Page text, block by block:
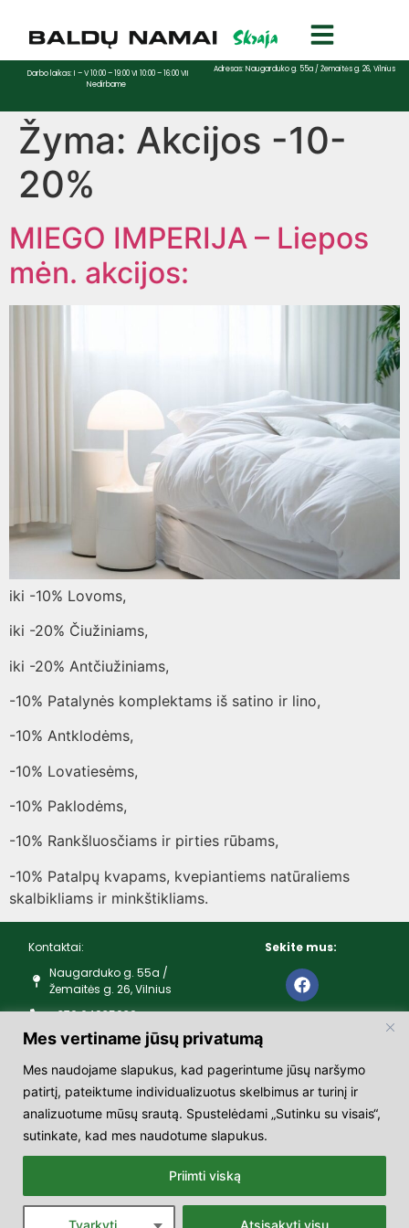
Mes vertiname jūsų privatumą
Mes naudojame slapukus, kad pagerintume jūsų naršymo
patirtį, pateiktume individualizuotus skelbimus ar turinį ir
analizuotume mūsų srautą. Spustelėdami „Sutinku su visais“,
sutinkate, kad mes naudotume slapukus.
Tvarkyti Atsisakyti visų
Priimti viską
Darbo laikas: I – V 10:00 – 19:00 VI 10:00 – 16:00 VII
Nedirbame
Adresas: Naugarduko g. 55a / Žemaitės g. 26, Vilnius
Žyma: Akcijos -10-
20%
MIEGO IMPERIJA – Liepos
mėn. akcijos:
iki -10% Lovoms,
iki -20% Čiužiniams,
iki -20% Antčiužiniams,
-10% Patalynės komplektams iš satino ir lino,
-10% Antklodėms,
-10% Lovatiesėms,
-10% Paklodėms,
-10% Rankšluosčiams ir pirties rūbams,
-10% Patalpų kvapams, kvepiantiems natūraliems
skalbikliams ir minkštikliams.
Kontaktai:
Naugarduko g. 55a /
Žemaitės g. 26, Vilnius
+370 64035039
Darbo laikas:
I – V 10:00 – 19:00
VI – 10:00 – 16:00
VII – nedirba
LR oficialiai patvirtintomis švenčių dienomis nedirbame
Sekite mus:
saugomos